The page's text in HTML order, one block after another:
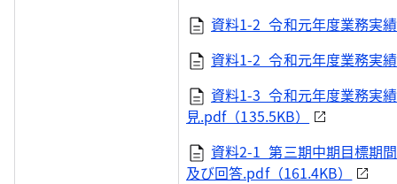
資料1-2_令和元年度業務実
資料1-2_令和元年度業務実
資料1-3_令和元年度業務実
見.pdf（135.5KB）
資料2-1_第三期中期目標期
及び回答.pdf（161.4KB）